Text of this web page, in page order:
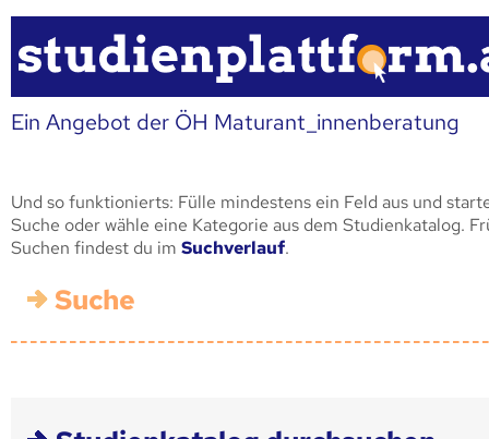
Ein Angebot der ÖH Maturant_innenberatung
Und so funktionierts: Fülle mindestens ein Feld aus und
Suche oder wähle eine Kategorie aus dem Studienkatalog.
Suchen findest du im Suchverlauf.
Suche